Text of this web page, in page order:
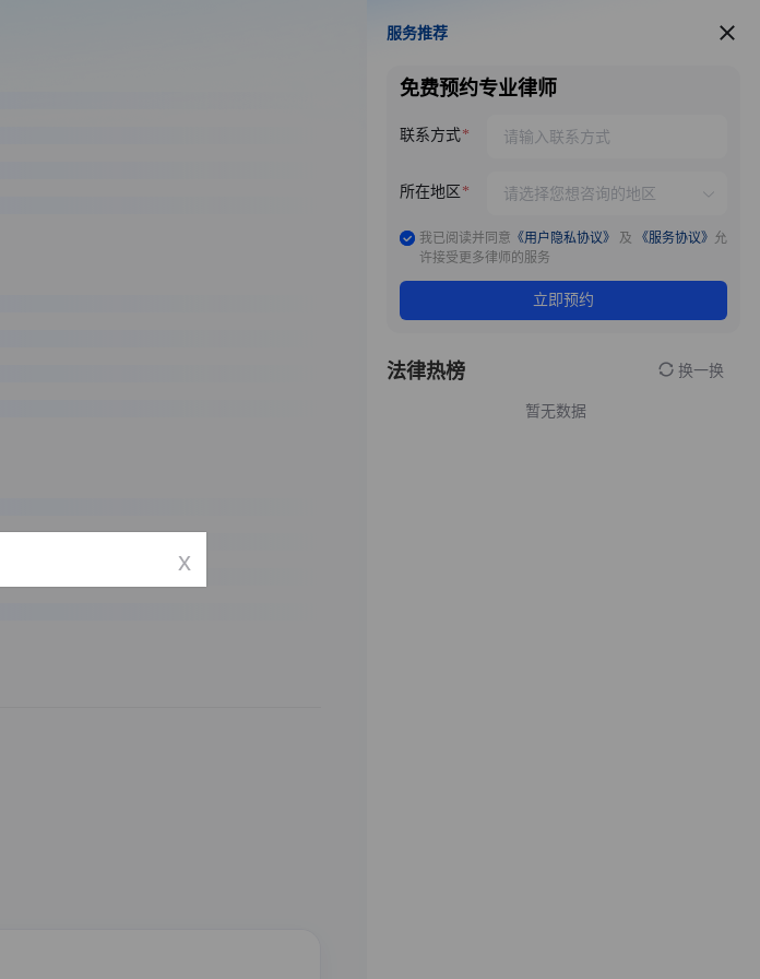
服务推荐
服务推荐
免费预约专业律师
联系方式
所在地区
我已阅读并同意 《用户隐私协议》 及 《服务协议》 允
许接受更多律师的服务
立即预约
法律热榜 换一换
暂无数据
x